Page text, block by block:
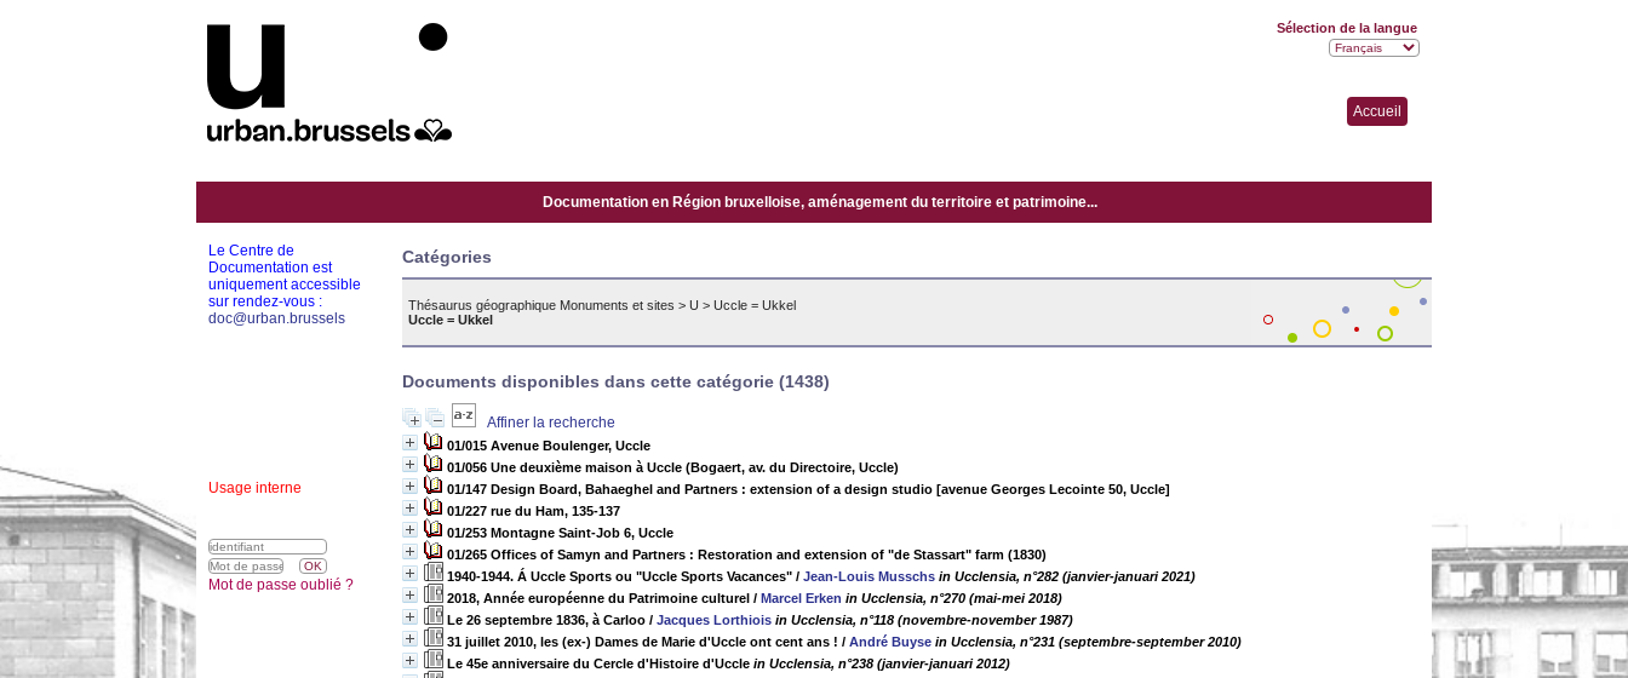
Accueil
Documentation en Région bruxelloise, aménagement du territoire et patrimoine...
Catégories
Thésaurus géographique Monuments et sites > U > Uccle = Ukkel
Uccle = Ukkel
Documents disponibles dans cette catégorie (1438)
Affiner la recherche
01/015 Avenue Boulenger, Uccle
01/056 Une deuxième maison à Uccle (Bogaert, av. du Directoire, Uccle)
01/147 Design Board, Bahaeghel and Partners : extension of a design studio [avenue Georges Lecointe 50, Uccle]
01/227 rue du Ham, 135-137
01/253 Montagne Saint-Job 6, Uccle
01/265 Offices of Samyn and Partners : Restoration and extension of "de Stassart" farm (1830)
1940-1944. Á Uccle Sports ou "Uccle Sports Vacances" / Jean-Louis Musschs in Ucclensia, n°282 (janvier-januari 2021)
2018, Année européenne du Patrimoine culturel / Marcel Erken in Ucclensia, n°270 (mai-mei 2018)
Le 26 septembre 1836, à Carloo / Jacques Lorthiois in Ucclensia, n°118 (novembre-november 1987)
31 juillet 2010, les (ex-) Dames de Marie d'Uccle ont cent ans ! / André Buyse in Ucclensia, n°231 (septembre-september 2010)
Le 45e anniversaire du Cercle d'Histoire d'Uccle in Ucclensia, n°238 (janvier-januari 2012)
Le Centre de
Documentation est
uniquement accessible
sur rendez-vous :
doc@urban.brussels
Usage interne
Sélection de la langue
Mot de passe oublié ?